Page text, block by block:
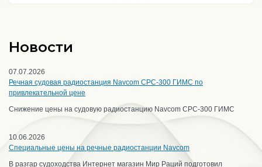
Новости
07.07.2026
Речная судовая радиостанция Navcom CPC-300 ГИМС по
привлекательной цене
Снижение цены на судовую радиостанцию Navcom CPC-300 ГИМС
10.06.2026
Специальные цены на речные радиостанции Navcom
В разгар судоходства Интернет магазин Мир Раций подготовил